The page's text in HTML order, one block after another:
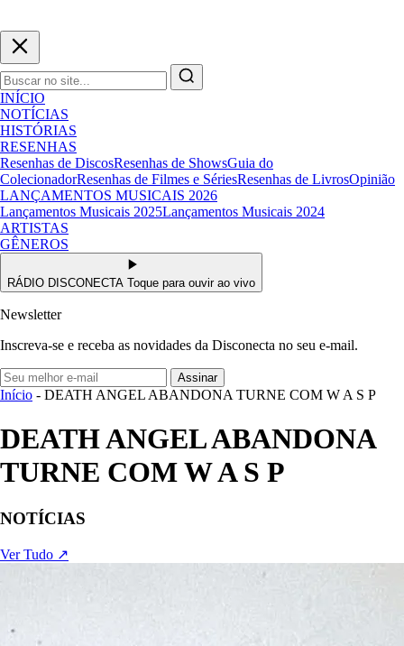
INÍCIO
NOTÍCIAS
HISTÓRIAS
RESENHAS
Resenhas de DiscosResenhas de ShowsGuia do
ColecionadorResenhas de Filmes e SériesResenhas de LivrosOpinião
LANÇAMENTOS MUSICAIS 2026
Lançamentos Musicais 2025Lançamentos Musicais 2024
ARTISTAS
GÊNEROS
RÁDIO DISCONECTA Toque para ouvir ao vivo
Newsletter
Inscreva-se e receba as novidades da Disconecta no seu e-mail.
Assinar
Início - DEATH ANGEL ABANDONA TURNE COM W A S P
DEATH ANGEL ABANDONA
TURNE COM W A S P
NOTÍCIAS
Ver Tudo ↗